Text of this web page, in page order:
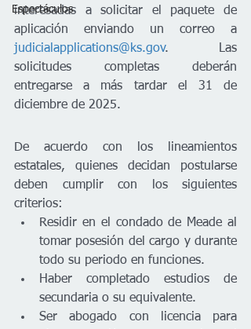
Espectáculos
interesadas a solicitar el paquete de
judicialapplications@ks.gov. Las
solicitudes completas deberán
entregarse a más tardar el 31 de
diciembre de 2025.
De acuerdo con los lineamientos
estatales, quienes decidan postularse
deben cumplir con los siguientes
criterios:
Residir en el condado de Meade al
tomar posesión del cargo y durante
todo su periodo en funciones.
Haber completado estudios de
secundaria o su equivalente.
Ser abogado con licencia para